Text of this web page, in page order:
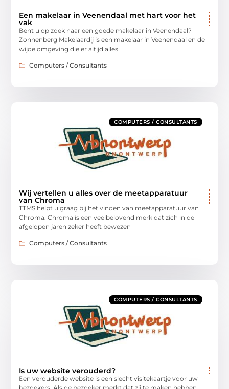
Een makelaar in Veenendaal met hart voor het
vak
Bent u op zoek naar een goede makelaar in Veenendaal?
Zonnenberg Makelaardij is een makelaar in Veenendaal en de
wijde omgeving die er altijd alles
Computers / Consultants
COMPUTERS / CONSULTANTS
Wij vertellen u alles over de meetapparatuur
van Chroma
TTMS helpt u graag bij het vinden van meetapparatuur van
Chroma. Chroma is een veelbelovend merk dat zich in de
afgelopen jaren zeker heeft bewezen
Computers / Consultants
COMPUTERS / CONSULTANTS
Is uw website verouderd?
Een verouderde website is een slecht visitekaartje voor uw